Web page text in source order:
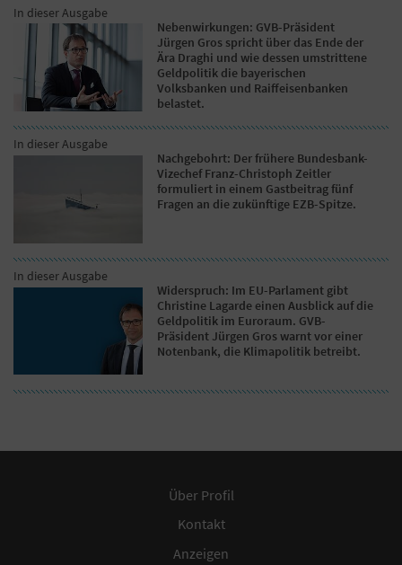
In dieser Ausgabe
Nebenwirkungen: GVB-Präsident
Jürgen Gros spricht über das Ende der
Ära Draghi und wie dessen umstrittene
Geldpolitik die bayerischen
Volksbanken und Raiffeisenbanken
belastet.
In dieser Ausgabe
Nachgebohrt: Der frühere Bundesbank-
Vizechef Franz-Christoph Zeitler
formuliert in einem Gastbeitrag fünf
Fragen an die zukünftige EZB-Spitze.
In dieser Ausgabe
Widerspruch: Im EU-Parlament gibt
Christine Lagarde einen Ausblick auf die
Geldpolitik im Euroraum. GVB-
Präsident Jürgen Gros warnt vor einer
Notenbank, die Klimapolitik betreibt.
Über Profil
Kontakt
Anzeigen